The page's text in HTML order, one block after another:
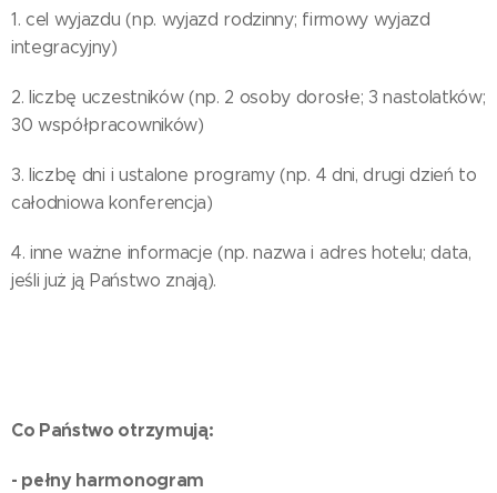
1. cel wyjazdu (np. wyjazd rodzinny; firmowy wyjazd
integracyjny)
2. liczbę uczestników (np. 2 osoby dorosłe; 3 nastolatków;
30 współpracowników)
3. liczbę dni i ustalone programy (np. 4 dni, drugi dzień to
całodniowa konferencja)
4. inne ważne informacje (np. nazwa i adres hotelu; data,
jeśli już ją Państwo znają).
Co Państwo otrzymują:
- pełny harmonogram